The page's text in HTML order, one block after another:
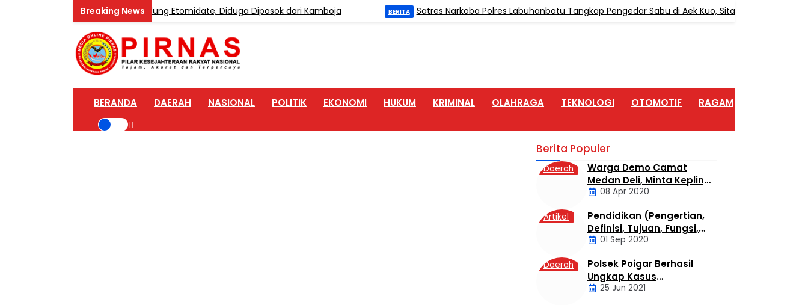
Industri Vape Mengandung Etomidate, Diduga Dipasok dari Kamboja Satres Narkoba Polres Labuhanbatu Tangkap Pengedar Sabu di Aek Kuo, Sita 3,10 Gram Sabu
BERANDA DAERAH NASIONAL POLITIK EKONOMI HUKUM KRIMINAL OLAHRAGA TEKNOLOGI OTOMOTIF RAGAM
Berita Populer
Daerah
Warga Demo Camat
Medan Deli, Minta Kepling
6 Titi Papan Di Copot
Warganya
08 Apr 2020
Artikel
Pendidikan (Pengertian,
Definisi, Tujuan, Fungsi,
dan Jenis Pendidikan)
01 Sep 2020
Daerah
Polsek Poigar Berhasil
Ungkap Kasus
Sekelompok Pemuda
25 Jun 2021